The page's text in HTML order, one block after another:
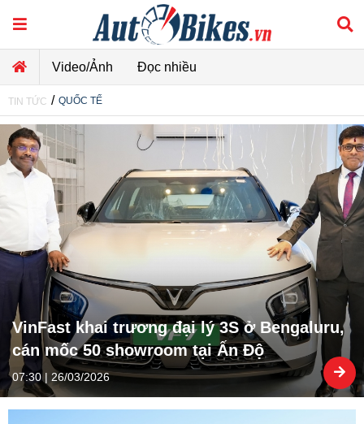
Video/Ảnh Đọc nhiều
TIN TỨC / QUỐC TẾ
VinFast khai trương đại lý 3S ở Bengaluru,
cán mốc 50 showroom tại Ấn Độ
07:30 | 26/03/2026